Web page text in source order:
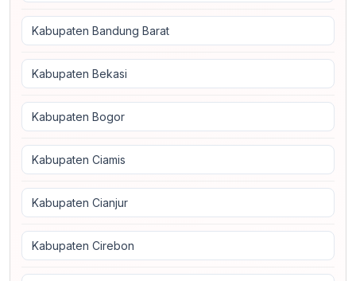
Kabupaten Bandung Barat
Kabupaten Bekasi
Kabupaten Bogor
Kabupaten Ciamis
Kabupaten Cianjur
Kabupaten Cirebon